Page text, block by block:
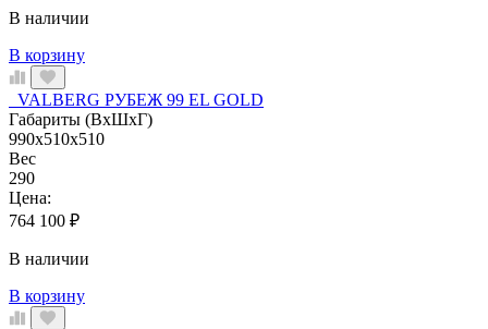
В наличии
В корзину
VALBERG РУБЕЖ 99 EL GOLD
Габариты (ВхШхГ)
990x510x510
Вес
290
Цена:
764 100 ₽
В наличии
В корзину